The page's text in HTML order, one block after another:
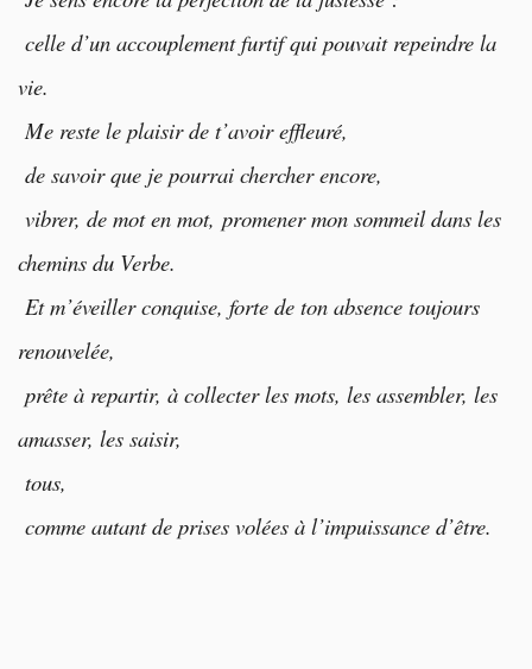
celle d’un accouplement furtif qui pouvait repeindre la
vie.
Me reste le plaisir de t’avoir effleuré,
de savoir que je pourrai chercher encore,
vibrer, de mot en mot, promener mon sommeil dans les
chemins du Verbe.
Et m’éveiller conquise, forte de ton absence toujours
renouvelée,
prête à repartir, à collecter les mots, les assembler, les
amasser, les saisir,
tous,
comme autant de prises volées à l’impuissance d’être.